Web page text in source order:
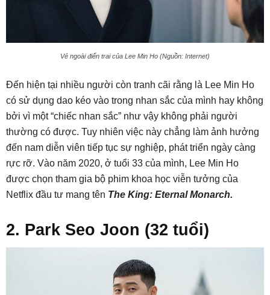
Vẻ ngoài điển trai của Lee Min Ho (Nguồn: Internet)
Đến hiện tại nhiều người còn tranh cãi rằng là Lee Min Ho
có sử dụng dao kéo vào trong nhan sắc của mình hay không
bởi vì một “chiếc nhan sắc” như vậy không phải người
thường có được. Tuy nhiên việc này chẳng làm ảnh hưởng
đến nam diễn viên tiếp tục sự nghiệp, phát triển ngày càng
rực rỡ. Vào năm 2020, ở tuổi 33 của mình, Lee Min Ho
được chọn tham gia bộ phim khoa học viễn tưởng của
Netflix đầu tư mang tên The King: Eternal Monarch.
2. Park Seo Joon (32 tuổi)